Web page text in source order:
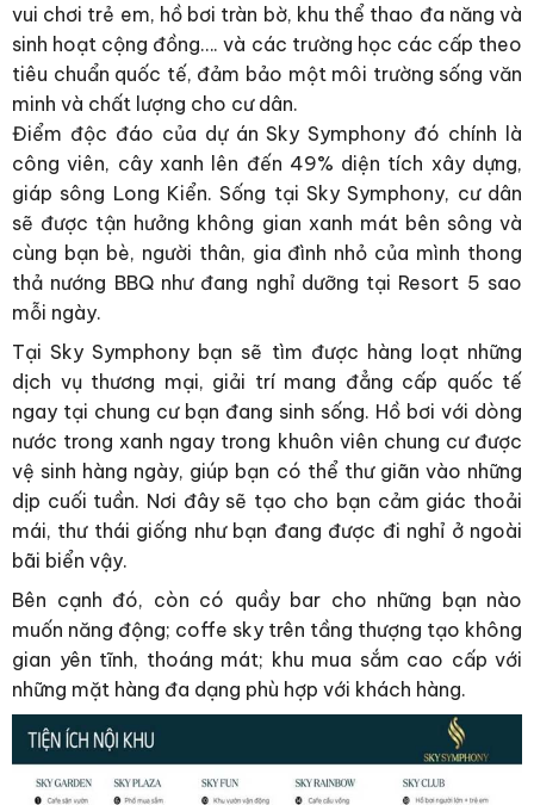
vui chơi trẻ em, hồ bơi tràn bờ, khu thể thao đa năng và
sinh hoạt cộng đồng…. và các trường học các cấp theo
tiêu chuẩn quốc tế, đảm bảo một môi trường sống văn
minh và chất lượng cho cư dân.
Điểm độc đáo của dự án Sky Symphony đó chính là
công viên, cây xanh lên đến 49% diện tích xây dựng,
giáp sông Long Kiển. Sống tại Sky Symphony, cư dân
sẽ được tận hưởng không gian xanh mát bên sông và
cùng bạn bè, người thân, gia đình nhỏ của mình thong
thả nướng BBQ như đang nghỉ dưỡng tại Resort 5 sao
mỗi ngày.
Tại Sky Symphony bạn sẽ tìm được hàng loạt những
dịch vụ thương mại, giải trí mang đẳng cấp quốc tế
ngay tại chung cư bạn đang sinh sống. Hồ bơi với dòng
nước trong xanh ngay trong khuôn viên chung cư được
vệ sinh hàng ngày, giúp bạn có thể thư giãn vào những
dịp cuối tuần. Nơi đây sẽ tạo cho bạn cảm giác thoải
mái, thư thái giống như bạn đang được đi nghỉ ở ngoài
bãi biển vậy.
Bên cạnh đó, còn có quầy bar cho những bạn nào
muốn năng động; coffe sky trên tầng thượng tạo không
gian yên tĩnh, thoáng mát; khu mua sắm cao cấp với
những mặt hàng đa dạng phù hợp với khách hàng.